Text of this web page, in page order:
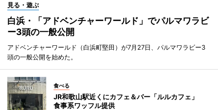
見る・遊ぶ
白浜・「アドベンチャーワールド」でパルマワラビ
ー3頭の一般公開
アドベンチャーワールド（白浜町堅田）が7月27日、パルマワラビー3
頭の一般公開を始めた。
食べる
JR和歌山駅近くにカフェ＆バー「ルルカフェ」
食事系ワッフル提供